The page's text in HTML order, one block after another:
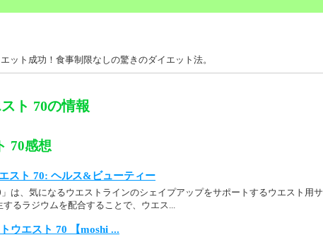
ット成功！食事制限なしの驚きのダイエット法。
ト 70の情報
70感想
スト 70: ヘルス&ビューティー
は、気になるウエストラインのシェイプアップをサポートするウエスト用サ
るラジウムを配合することで、ウエス...
ウエスト 70 【moshi ...